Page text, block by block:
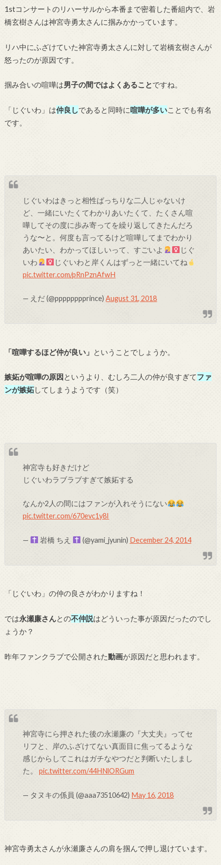
1stコンサートのリハーサルから本番まで密着した番組内で、岩
橋玄樹さんは神宮寺勇太さんに掴みかかっています。
リハ中にふざけていた神宮寺勇太さんに対して岩橋玄樹さんが
怒ったのが原因です。
掴み合いの喧嘩は男子の間ではよくあることですね。
「じぐいわ」は仲良しであると同時に喧嘩が多いことでも有名
です。
じぐいわはきっと相性ばっちりな二人じゃないけ
ど、一緒にいたくてわかりあいたくて、たくさん喧
嘩してその度に歩み寄ってを繰り返してきたんだろ
うな〜と。何度も言ってるけど喧嘩してまでわかり
あいたい、わかってほしいって、すごいよ
じぐ
いわ
じぐいわと岸くんはずっと一緒にいてね
pic.twitter.com/pRnPznAfwH
— えだ (@pppppppprince)August 31, 2018
「喧嘩するほど仲が良い」 ということでしょうか。
嫉妬が喧嘩の原因 というより、むしろ二人の仲が良すぎてファ
ンが嫉妬してしまうようです（笑）
神宮寺も好きだけど
じぐいわラブラブすぎて嫉妬する
なんか2人の間にはファンが入れそうにない
pic.twitter.com/670evc1y8I
— 岩橋 ちえ (@yami_jyunin) December 24, 2014
「じぐいわ」の仲の良さがわかりますね！
では永瀬廉さんとの不仲説はどういった事が原因だったのでし
ょうか？
昨年ファンクラブで公開された動画が原因だと思われます。
神宮寺にら押された後の永瀬廉の『大丈夫』ってセ
リフと、岸のふざけてない真面目に焦ってるような
感じからしてこれはガチなやつだと判断いたしまし
た。pic.twitter.com/44HNlORGum
— タヌキの係員 (@aaa73510642) May 16, 2018
神宮寺勇太さんが永瀬廉さんの肩を掴んで押し退けています。